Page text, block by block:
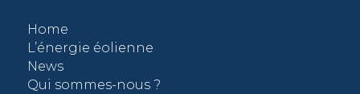
Home
L’énergie éolienne
News
Qui sommes-nous ?